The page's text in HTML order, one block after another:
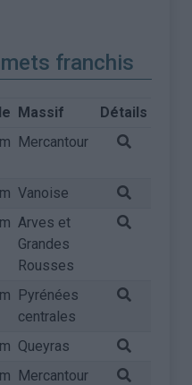
franchis
Massif
Détails
Mercantour
Vanoise
Arves et
Grandes
Rousses
Pyrénées
centrales
Queyras
Mercantour